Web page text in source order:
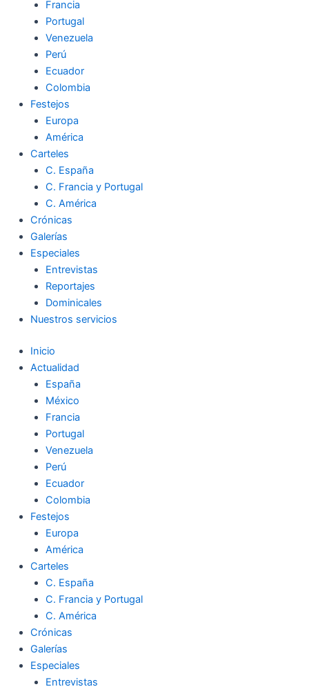
Francia
Portugal
Venezuela
Perú
Ecuador
Colombia
Festejos
Europa
América
Carteles
C. España
C. Francia y Portugal
C. América
Crónicas
Galerías
Especiales
Entrevistas
Reportajes
Dominicales
Nuestros servicios
Inicio
Actualidad
España
México
Francia
Portugal
Venezuela
Perú
Ecuador
Colombia
Festejos
Europa
América
Carteles
C. España
C. Francia y Portugal
C. América
Crónicas
Galerías
Especiales
Entrevistas